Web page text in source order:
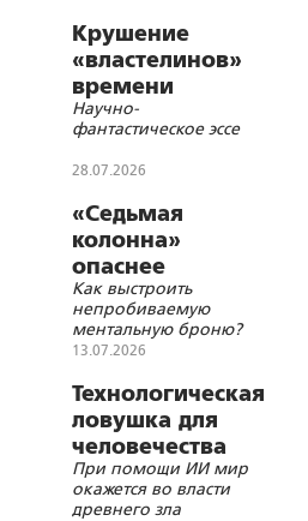
удвоить ВВП к 2036
году?
Крушение
«властелинов»
времени
Научно-
фантастическое эссе
28.07.2026
«Седьмая
колонна»
опаснее
«пятой» и
«шестой»
Как выстроить
непробиваемую
ментальную броню?
13.07.2026
Технологическая
ловушка для
человечества
захлопывается
При помощи ИИ мир
окажется во власти
древнего зла